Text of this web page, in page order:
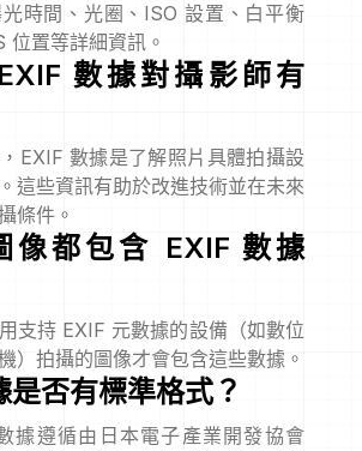
時間、光圈、ISO 設置、白平衡
位置等詳細資訊。
數據對攝影師有
EXIF 數據是了解照片具體拍攝設
這些資訊有助於改進技術並在未來
條件。
像都包含 EXIF 數據
支持 EXIF 元數據的設備（如數位
）拍攝的圖像才會包含這些數據。
是否有標準格式？
據遵循由日本電子產業開發協會